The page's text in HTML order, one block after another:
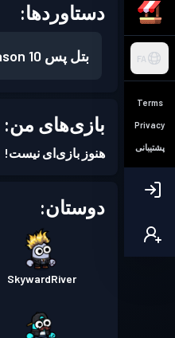
FA
Terms
Privacy
پشتیبانی
دستاوردها:
بتل پس 10
بازی‌های من:
هنوز بازی‌ای نیست!
دوستان:
SkywardRiver